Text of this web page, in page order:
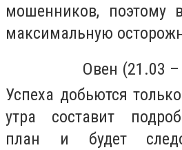
мошенников, поэтому
максимальную
Овен (21.03
Успеха добьются
утра составит
план и будет